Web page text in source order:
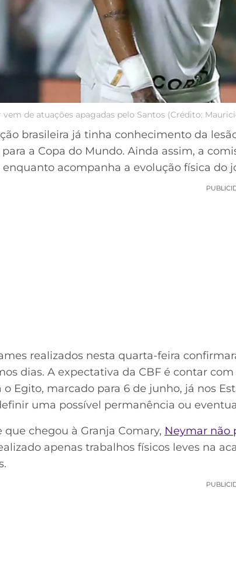
vem de atuações apagadas pelo Santos (Crédito:
brasileira já tinha conhecimento da
a Copa do Mundo. Ainda assim, a
acompanha a evolução física do
realizados nesta quarta-feira
dias. A expectativa da CBF é contar
o Egito, marcado para 6 de junho, já nos
uma possível permanência ou
que chegou à Granja Comary, Neymar não
apenas trabalhos físicos leves na